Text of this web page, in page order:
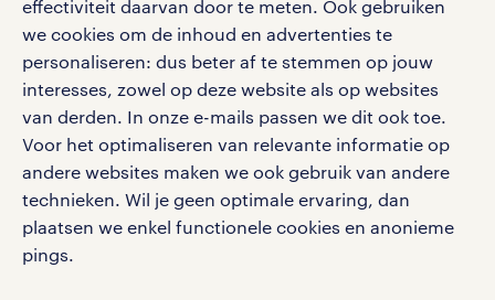
effectiviteit daarvan door te meten. Ook gebruiken
we cookies om de inhoud en advertenties te
personaliseren: dus beter af te stemmen op jouw
interesses, zowel op deze website als op websites
van derden. In onze e-mails passen we dit ook toe.
Voor het optimaliseren van relevante informatie op
andere websites maken we ook gebruik van andere
technieken. Wil je geen optimale ervaring, dan
plaatsen we enkel functionele cookies en anonieme
pings.
Volg ons voor de leukste content omtrent
vacatures, solliciteren en inspiratie.
werken bij randstad
gebruikersvoorwaarden
privacystatement
cookies